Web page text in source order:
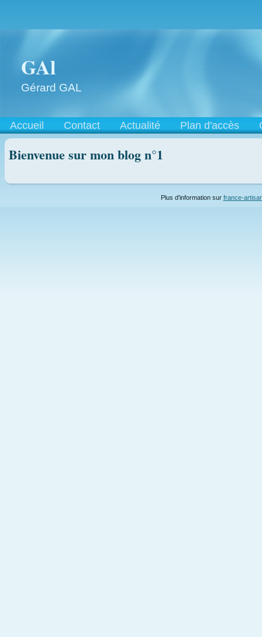
GAl
Gérard GAL
Accueil Contact Actualité Plan d'accès
Bienvenue sur mon blog n°1
Plus d'information sur france-